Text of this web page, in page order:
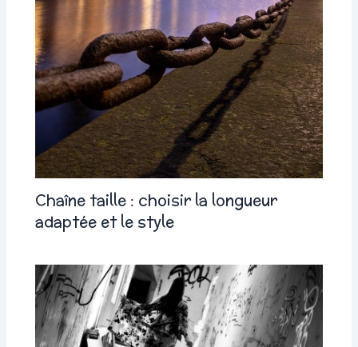
Chaîne taille : choisir la longueur
adaptée et le style